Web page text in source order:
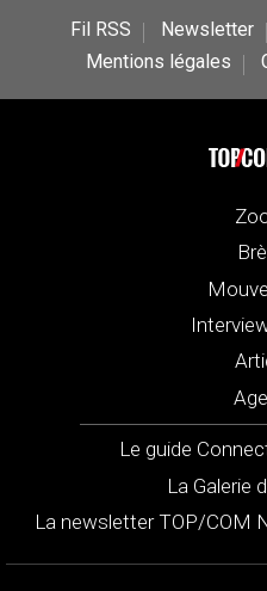
Fil RSS Newsletter
Mentions légales
Le guide
La Galerie
La newsletter TOP/COM